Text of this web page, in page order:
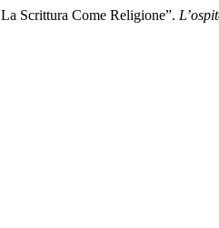
Scrittura Come Religione”.